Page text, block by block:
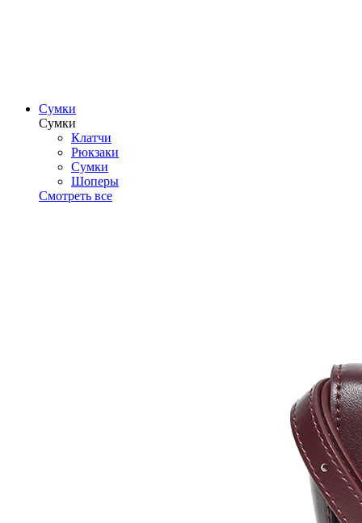
Сумки
Сумки
Клатчи
Рюкзаки
Сумки
Шоперы
Смотреть все